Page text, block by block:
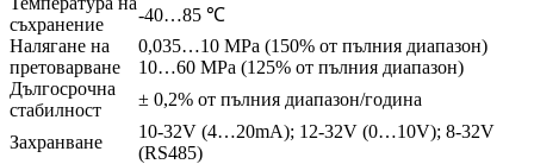
съхранение
-40…85 ℃
Налягане на
претоварване
0,035…10 MPa (150% от пълния диапазон)
10…60 MPa (125% от пълния диапазон)
Дългосрочна
стабилност
± 0,2% от пълния диапазон/година
Захранване
10-32V (4…20mA); 12-32V (0…10V); 8-32V
(RS485)